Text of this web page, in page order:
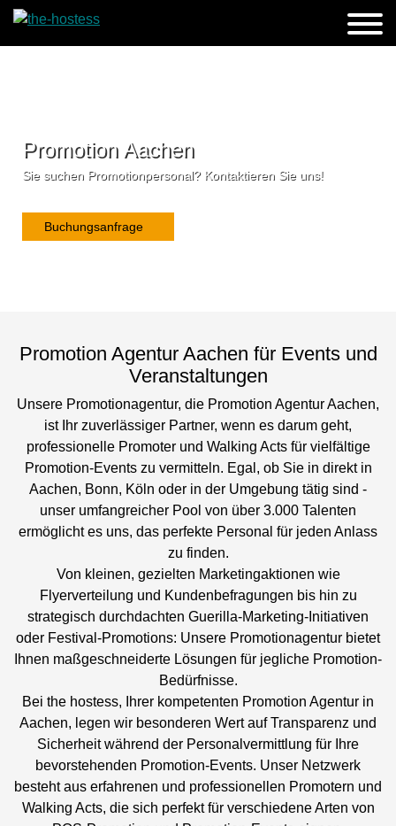
Promotion Aachen
Sie suchen Promotionpersonal? Kontaktieren Sie uns!
Buchungsanfrage
Promotion Agentur Aachen für Events und
Veranstaltungen
Unsere Promotionagentur, die Promotion Agentur Aachen,
ist Ihr zuverlässiger Partner, wenn es darum geht,
professionelle Promoter und Walking Acts für vielfältige
Promotion-Events zu vermitteln. Egal, ob Sie in direkt in
Aachen, Bonn, Köln oder in der Umgebung tätig sind -
unser umfangreicher Pool von über 3.000 Talenten
ermöglicht es uns, das perfekte Personal für jeden Anlass
zu finden.
Von kleinen, gezielten Marketingaktionen wie
Flyerverteilung und Kundenbefragungen bis hin zu
strategisch durchdachten Guerilla-Marketing-Initiativen
oder Festival-Promotions: Unsere Promotionagentur bietet
Ihnen maßgeschneiderte Lösungen für jegliche Promotion-
Bedürfnisse.
Bei the hostess, Ihrer kompetenten Promotion Agentur in
Aachen, legen wir besonderen Wert auf Transparenz und
Sicherheit während der Personalvermittlung für Ihre
bevorstehenden Promotion-Events. Unser Netzwerk
besteht aus erfahrenen und professionellen Promotern und
Walking Acts, die sich perfekt für verschiedene Arten von